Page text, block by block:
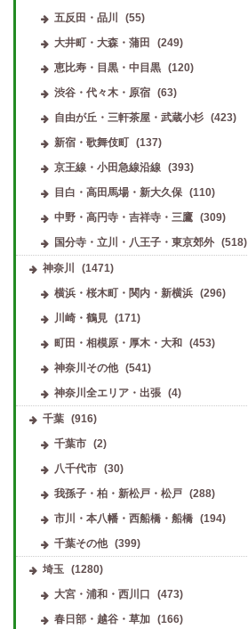
五反田・品川
(55)
大井町・大森・蒲田
(249)
恵比寿・目黒・中目黒
(120)
渋谷・代々木・原宿
(63)
自由が丘・三軒茶屋・武蔵小杉
(423)
新宿・歌舞伎町
(137)
京王線・小田急線沿線
(393)
目白・高田馬場・新大久保
(110)
中野・高円寺・吉祥寺・三鷹
(309)
国分寺・立川・八王子・東京郊外
(518)
神奈川
(1471)
横浜・桜木町・関内・新横浜
(296)
川崎・鶴見
(171)
町田・相模原・厚木・大和
(453)
神奈川その他
(541)
神奈川全エリア・出張
(4)
千葉 (916)
千葉市
(2)
八千代市
(30)
我孫子・柏・新松戸・松戸
(288)
市川・本八幡・西船橋・船橋
(194)
千葉その他
(399)
埼玉
(1280)
大宮・浦和・西川口
(473)
春日部・越谷・草加
(166)